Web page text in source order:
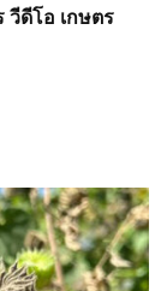
ดีโอ เกษตร